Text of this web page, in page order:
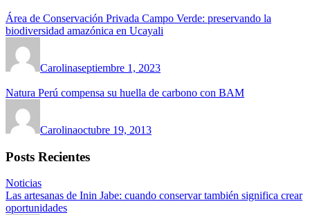
Área de Conservación Privada Campo Verde: preservando la
biodiversidad amazónica en Ucayali
Carolinaseptiembre 1, 2023
Natura Perú compensa su huella de carbono con BAM
Carolinaoctubre 19, 2013
Posts Recientes
Noticias
Las artesanas de Inin Jabe: cuando conservar también significa crear
oportunidades